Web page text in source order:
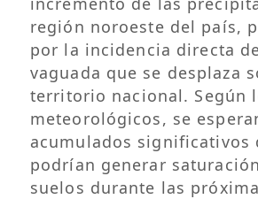
región noroeste del país,
por la incidencia directa
vaguada que se desplaza
territorio nacional. Según
meteorológicos, se
acumulados significativos
podrían generar
suelos durante las